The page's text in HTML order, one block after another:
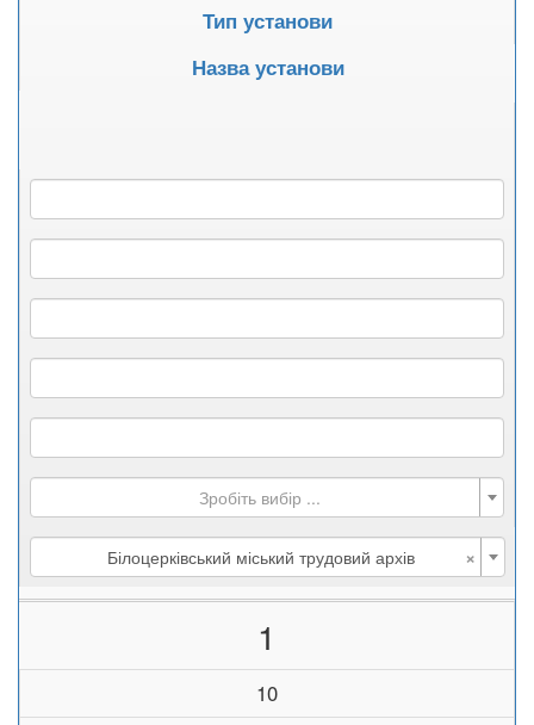
Тип установи
Назва установи
Зробіть вибір ...
×
Білоцерківський міський трудовий архів
1
10